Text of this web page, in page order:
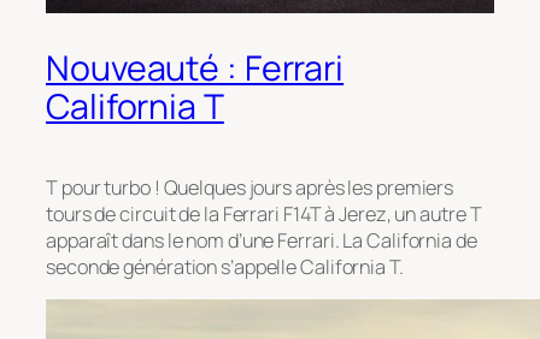
Nouveauté : Ferrari
California T
T pour turbo ! Quelques jours après les premiers
tours de circuit de la Ferrari F14T à Jerez, un autre T
apparaît dans le nom d’une Ferrari. La California de
seconde génération s’appelle California T.